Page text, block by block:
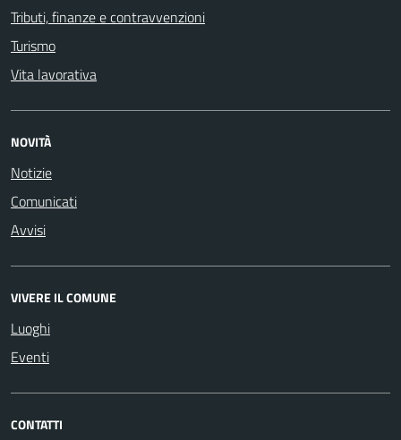
Tributi, finanze e contravvenzioni
Turismo
Vita lavorativa
NOVITÀ
Notizie
Comunicati
Avvisi
VIVERE IL COMUNE
Luoghi
Eventi
CONTATTI